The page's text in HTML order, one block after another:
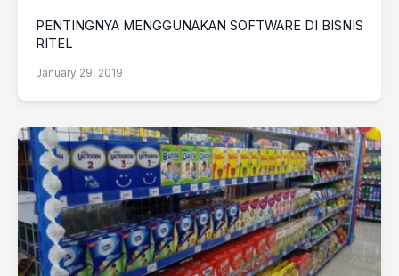
PENTINGNYA MENGGUNAKAN SOFTWARE DI BISNIS
RITEL
January 29, 2019